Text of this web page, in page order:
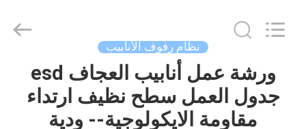
مسكن
منتجات
نظام رفوف الأنابيب
ورشة عمل أنابيب العجاف esd
جدول العمل سطح نظيف ارتداء
مقاومة الايكولوجية-- ودية